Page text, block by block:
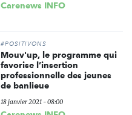
Carenews INFO
#POSITIVONS
Mouv'up, le programme qui
favorise l’insertion
professionnelle des jeunes
de banlieue
18 janvier 2021 - 08:00